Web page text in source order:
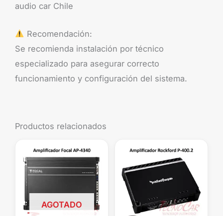
audio car Chile
Recomendación:
Se recomienda instalación por técnico
especializado para asegurar correcto
funcionamiento y configuración del sistema.
Productos relacionados
AGOTADO